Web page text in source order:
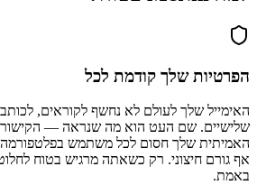
הפרטיות שלך קודמת לכל
האימייל שלך לעולם לא נחשף לקוראים,
שלישיים. שם העט הוא מה שנראה — הקישור
האמיתית שלך חסום לכל משתמש
אף גורם חיצוני. רק כשאתה מרגיש בטוח
באמת.